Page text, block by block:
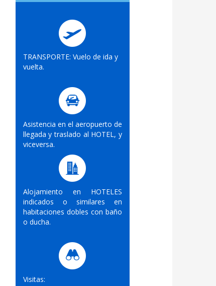
TRANSPORTE: Vuelo de ida y
vuelta.
Asistencia en el aeropuerto de
llegada y traslado al HOTEL, y
viceversa.
Alojamiento en HOTELES
indicados o similares en
habitaciones dobles con baño
o ducha.
Visitas: